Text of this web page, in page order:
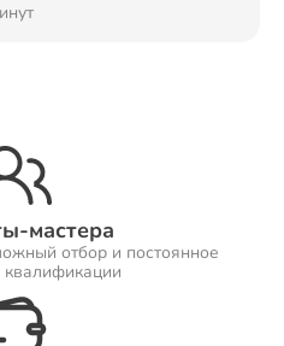
мастера
отбор и постоянное